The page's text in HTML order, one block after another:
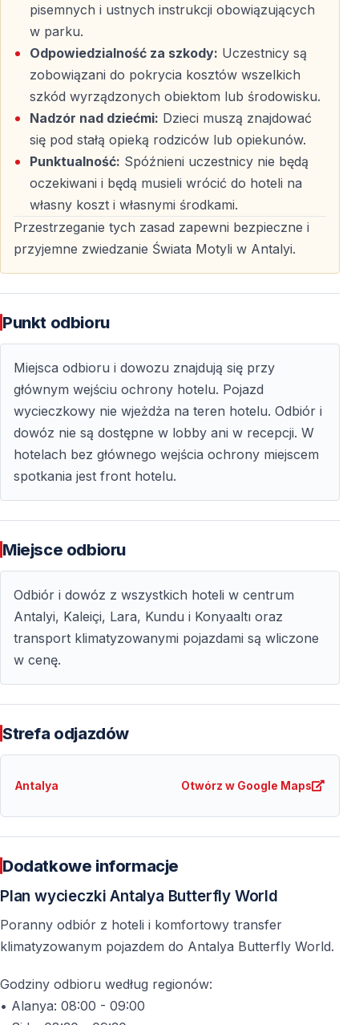
Staw z rybami koi
Możliwość karmienia kolorowych ryb koi w specjalnie
przygotowanym zbiorniku.
Strefa edukacyjna z ulami
Interaktywna część, w której można obserwować
proces produkcji miodu.
Amfiteatry
Wewnętrzne i zewnętrzne amfiteatry na 900 miejsc,
przeznaczone na pokazy i wydarzenia.
Udogodnienia dla odwiedzających
Sklepy z pamiątkami, bistro, strefy fast food, kawiarnie
oraz lodziarnie.
Idealne miejsce do fotografii
Kolorowe motyle, bujna roślinność i naturalne światło
tworzą doskonałe warunki do zdjęć.
Spokojne i edukacyjne doświadczenie
również wartościowa lekcja przyrody. Tablice
informacyjne i interaktywne elementy pomagają
zrozumieć cykl życia motyli oraz ich znaczenie dla
środowiska naturalnego.
Cicha i harmonijna atmosfera sprawia, że jest to
Dla kogo jest Świat Motyli w Antalyi?
Miłośnicy natury i fotografii
Unikalne kadry w tropikalnym otoczeniu.
Idealna przestrzeń na relaksujący spacer wśród natury.
pisemnych i ustnych instrukcji obowiązujących
w parku.
Odpowiedzialność za szkody: Uczestnicy są
zobowiązani do pokrycia kosztów wszelkich
szkód wyrządzonych obiektom lub środowisku.
Nadzór nad dziećmi: Dzieci muszą znajdować
się pod stałą opieką rodziców lub opiekunów.
Punktualność: Spóźnieni uczestnicy nie będą
oczekiwani i będą musieli wrócić do hoteli na
własny koszt i własnymi środkami.
Przestrzeganie tych zasad zapewni bezpieczne i
przyjemne zwiedzanie Świata Motyli w Antalyi.
Punkt odbioru
Miejsca odbioru i dowozu znajdują się przy
głównym wejściu ochrony hotelu. Pojazd
wycieczkowy nie wjeżdża na teren hotelu. Odbiór i
dowóz nie są dostępne w lobby ani w recepcji. W
hotelach bez głównego wejścia ochrony miejscem
spotkania jest front hotelu.
Miejsce odbioru
Odbiór i dowóz z wszystkich hoteli w centrum
Antalyi, Kaleiçi, Lara, Kundu i Konyaaltı oraz
transport klimatyzowanymi pojazdami są wliczone
w cenę.
Strefa odjazdów
Antalya Otwórz w Google Maps
Dodatkowe informacje
Plan wycieczki Antalya Butterfly World
Poranny odbiór z hoteli i komfortowy transfer
klimatyzowanym pojazdem do Antalya Butterfly World.
Godziny odbioru według regionów:
• Alanya: 08:00 - 09:00